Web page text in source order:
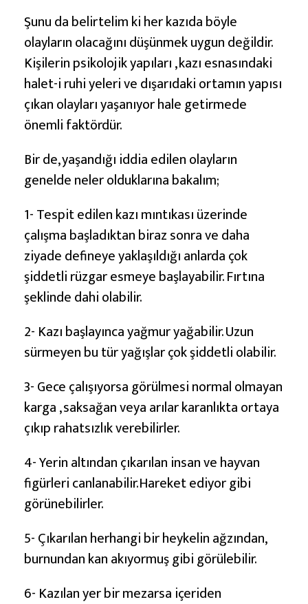
Şunu da belirtelim ki her kazıda böyle
olayların olacağını düşünmek uygun değildir.
Kişilerin psikolojik yapıları , kazı esnasındaki
halet-i ruhi yeleri ve dışarıdaki ortamın yapısı
çıkan olayları yaşanıyor hale getirmede
önemli faktördür.
Bir de, yaşandığı iddia edilen olayların
genelde neler olduklarına bakalım;
1- Tespit edilen kazı mıntıkası üzerinde
çalışma başladıktan biraz sonra ve daha
ziyade defineye yaklaşıldığı anlarda çok
şiddetli rüzgar esmeye başlayabilir. Fırtına
şeklinde dahi olabilir.
2- Kazı başlayınca yağmur yağabilir. Uzun
sürmeyen bu tür yağışlar çok şiddetli olabilir.
3- Gece çalışıyorsa görülmesi normal olmayan
karga , saksağan veya arılar karanlıkta ortaya
çıkıp rahatsızlık verebilirler.
4- Yerin altından çıkarılan insan ve hayvan
figürleri canlanabilir.Hareket ediyor gibi
görünebilirler.
5- Çıkarılan herhangi bir heykelin ağzından,
burnundan kan akıyormuş gibi görülebilir.
6- Kazılan yer bir mezarsa içeriden